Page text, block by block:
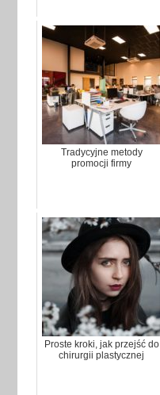
Tradycyjne metody
promocji firmy
Proste kroki, jak przejść do
chirurgii plastycznej